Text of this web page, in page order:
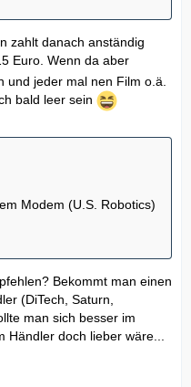
zahlt danach anständig
Euro. Wenn da aber
und jeder mal nen Film o.ä.
bald leer sein
Modem (U.S. Robotics)
Bekommt man einen
(DiTech, Saturn,
man sich besser im
doch lieber wäre...